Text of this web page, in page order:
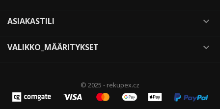
ASIAKASTILI 
VALIKKO_MÄÄRITYKSET 
© 2025 - rekupex.cz